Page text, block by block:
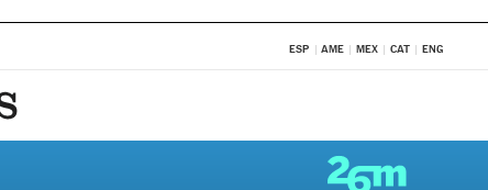
ESP AME MEX CAT ENG